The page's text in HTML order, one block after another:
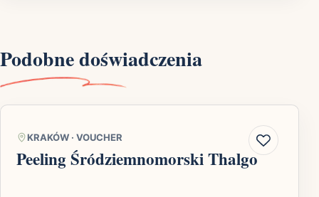
Podobne doświadczenia
KRAKÓW · VOUCHER
Peeling Śródziemnomorski Thalgo